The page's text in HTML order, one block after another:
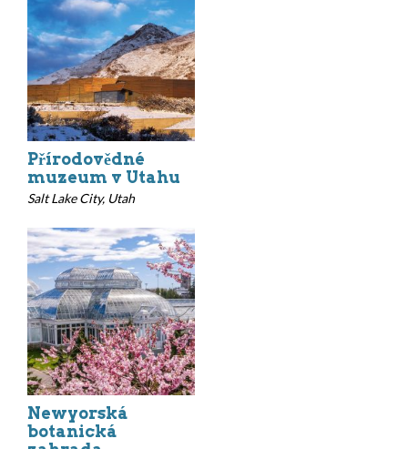
Přírodovědné
muzeum v Utahu
Salt Lake City, Utah
Newyorská
botanická